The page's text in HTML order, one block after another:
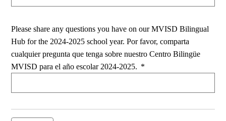
Please share any questions you have on our MVISD Bilingual
Hub for the 2024-2025 school year. Por favor, comparta
cualquier pregunta que tenga sobre nuestro Centro Bilingüe
MVISD para el año escolar 2024-2025. *